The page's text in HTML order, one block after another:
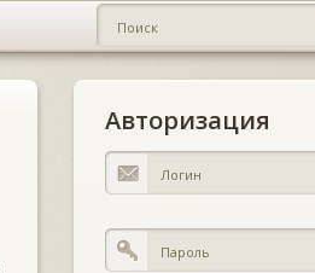
Авторизация